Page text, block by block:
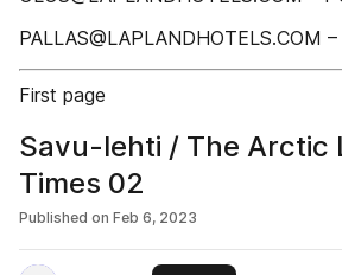
PALLAS@LAPLANDHOTELS.COM
First page
Savu-lehti / The Arctic
Times 02
Published on Feb 6, 2023